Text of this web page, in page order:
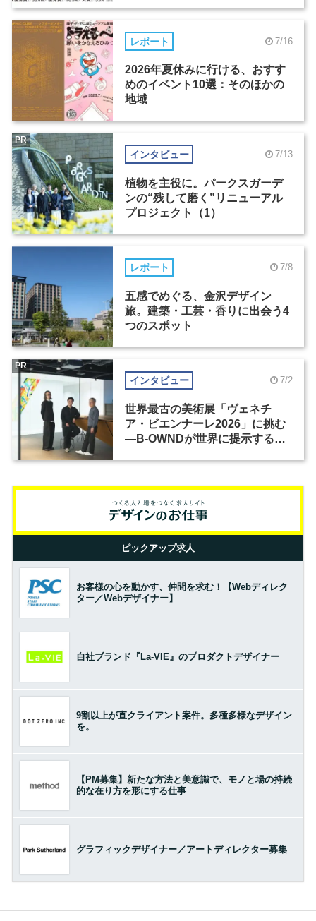
レポート 7/16
2026年夏休みに行ける、おすす
めのイベント10選：そのほかの
地域
インタビュー 7/13
植物を主役に。パークスガーデ
ンの“残して磨く”リニューアル
プロジェクト（1）
PR
レポート 7/8
五感でめぐる、金沢デザイン
旅。建築・工芸・香りに出会う4
つのスポット
インタビュー 7/2
世界最古の美術展「ヴェネチ
ア・ビエンナーレ2026」に挑む
―B-OWNDが世界に提示する美
PR
ピックアップ求人
お客様の心を動かす、仲間を求む！【Webディレク
ター／Webデザイナー】
自社ブランド『La-VIE』のプロダクトデザイナー
9割以上が直クライアント案件。多種多様なデザイン
を。
【PM募集】新たな方法と美意識で、モノと場の持続
的な在り方を形にする仕事
グラフィックデザイナー／アートディレクター募集